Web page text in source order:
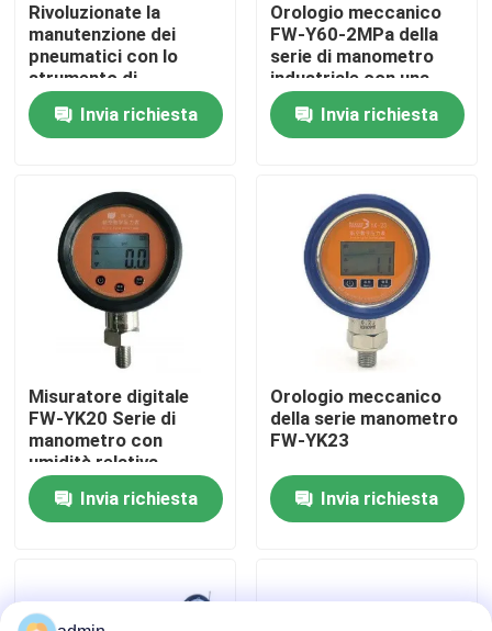
Prodotti
Video
Su di noi
Visita alla fabbrica
Controllo della qualità
Contattaci
Notizie
Parti di aviazione
Rivoluzionate la
manutenzione dei
pneumatici con lo
strumento di
misurazione della
pressione FW-B01
Invia richiesta
Orologio meccanico
FW-Y60-2MPa della
serie di manometro
industriale con una
gamma di pressione
atmosferica da 86 a
106 kP
Invia richiesta
Misuratore digitale
FW-YK20 Serie di
manometro con
umidità relativa
≥85%RH e livello di
protezione ≥IP67
Invia richiesta
Orologio meccanico
della serie manometro
FW-YK23
Invia richiesta